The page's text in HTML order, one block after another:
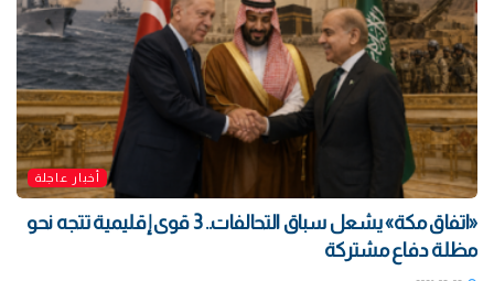
أخبار عاجلة
«اتفاق مكة» يشعل سباق التحالفات.. 3 قوى إقليمية تتجه نحو
مظلة دفاع مشتركة